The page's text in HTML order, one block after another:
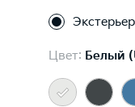
Экстерьер
Цвет: Белый